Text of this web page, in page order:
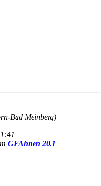
Bad Meinberg)
GFAhnen 20.1